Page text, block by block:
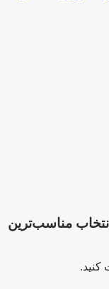
مناسب‌ترین
کنید.